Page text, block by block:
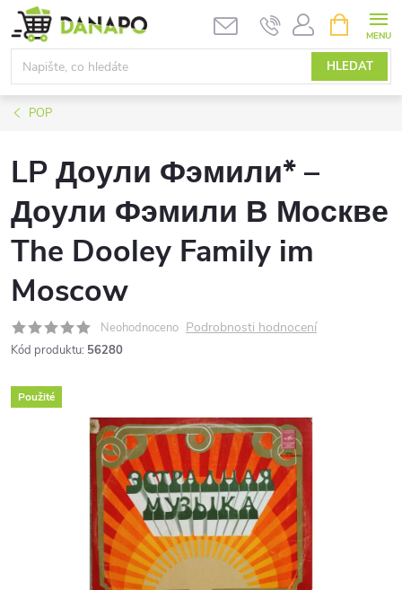
Přejít
na
obsah
HLEDAT
NÁKUPNÍ
KOŠÍK
POP
LP Доули Фэмили* –
Доули Фэмили В Москве
The Dooley Family im
Moscow
Neohodnoceno Podrobnosti hodnocení
Kód produktu: 56280
Použité